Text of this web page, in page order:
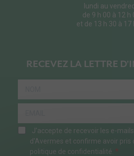
lundi au
de 9 h 00 à 12 h
et de 13 h 30 à 17
RECEVEZ LA LETTRE
J'accepte de recevoir les e-
d'Avermes et confirme avoir pris
politique de confidentialité.